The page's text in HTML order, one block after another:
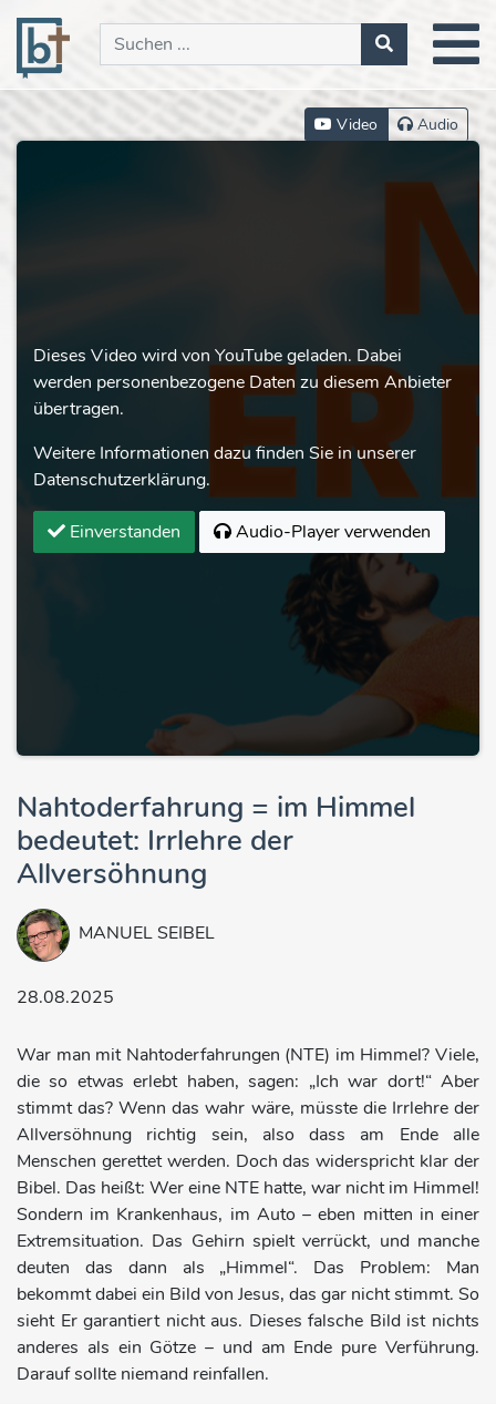
Video Audio
Dieses Video wird von YouTube geladen. Dabei
werden personenbezogene Daten zu diesem Anbieter
übertragen.
Weitere Informationen dazu finden Sie in unserer
Datenschutzerklärung.
Einverstanden Audio-Player verwenden
Nahtoderfahrung = im Himmel
bedeutet: Irrlehre der
Allversöhnung
MANUEL SEIBEL
28.08.2025
War man mit Nahtoderfahrungen (NTE) im Himmel? Viele,
die so etwas erlebt haben, sagen: „Ich war dort!“ Aber
stimmt das? Wenn das wahr wäre, müsste die Irrlehre der
Allversöhnung richtig sein, also dass am Ende alle
Menschen gerettet werden. Doch das widerspricht klar der
Bibel. Das heißt: Wer eine NTE hatte, war nicht im Himmel!
Sondern im Krankenhaus, im Auto – eben mitten in einer
Extremsituation. Das Gehirn spielt verrückt, und manche
deuten das dann als „Himmel“. Das Problem: Man
bekommt dabei ein Bild von Jesus, das gar nicht stimmt. So
sieht Er garantiert nicht aus. Dieses falsche Bild ist nichts
anderes als ein Götze – und am Ende pure Verführung.
Darauf sollte niemand reinfallen.